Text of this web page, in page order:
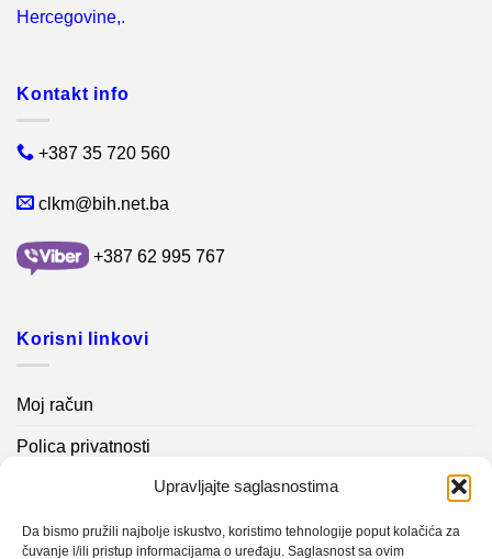
Upravljajte saglasnostima
Da bismo pružili najbolje iskustvo, koristimo tehnologije poput kolačića za
čuvanje i/ili pristup informacijama o uređaju. Saglasnost sa ovim
Hercegovine,.
Kontakt info
+387 35 720 560
clkm@bih.net.ba
+387 62 995 767
Korisni linkovi
Moj račun
Polica privatnosti
Kontakt info